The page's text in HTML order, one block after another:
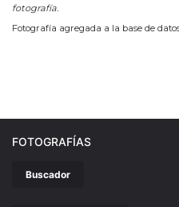
fotografía.
Fotografía agregada a la base de
FOTOGRAFÍAS
Buscador